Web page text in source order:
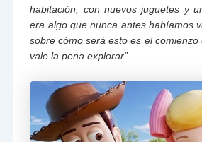
habitación, con nuevos juguetes y
era algo que nunca antes habíamos
sobre cómo será esto es el
vale la pena explorar”.